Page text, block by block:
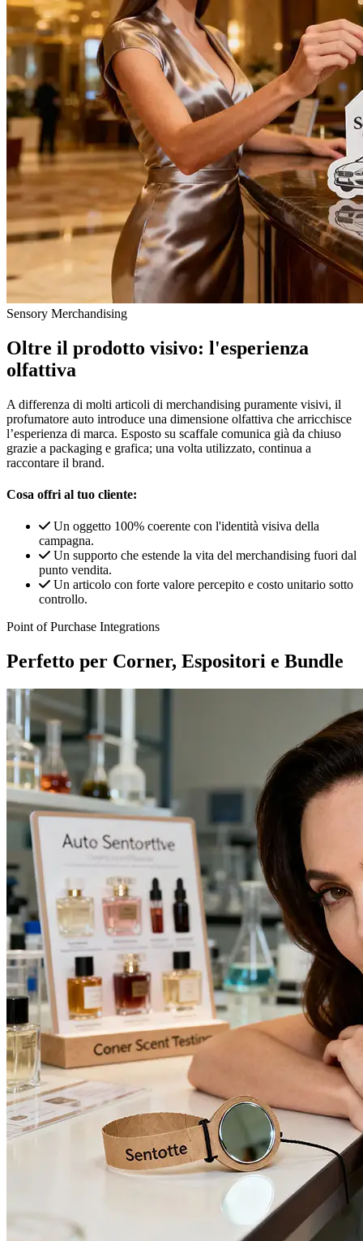
Sensory Merchandising
Oltre il prodotto visivo: l'esperienza
olfattiva
A differenza di molti articoli di merchandising puramente visivi, il
profumatore auto introduce una dimensione olfattiva che arricchisce
l’esperienza di marca. Esposto su scaffale comunica già da chiuso
grazie a packaging e grafica; una volta utilizzato, continua a
raccontare il brand.
Cosa offri al tuo cliente:
Un oggetto 100% coerente con l'identità visiva della
campagna.
Un supporto che estende la vita del merchandising fuori dal
punto vendita.
Un articolo con forte valore percepito e costo unitario sotto
controllo.
Point of Purchase Integrations
Perfetto per Corner, Espositori e Bundle